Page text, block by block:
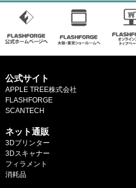
公式サイト
APPLE TREE株式会社
FLASHFORGE
SCANTECH
ネット通販
3Dプリンター
3Dスキャナー
フィラメント
消耗品